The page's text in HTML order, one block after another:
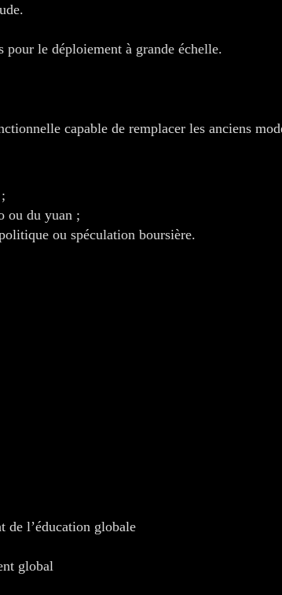
pour le déploiement à grande échelle.
capable de remplacer les anciens
ou du yuan ;
ou spéculation boursière.
l’éducation globale
global